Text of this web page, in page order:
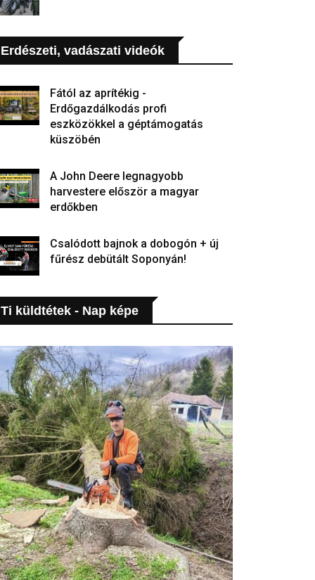
Erdészeti, vadászati videók
Fától az aprítékig -
Erdőgazdálkodás profi
eszközökkel a géptámogatás
küszöbén
A John Deere legnagyobb
harvestere először a magyar
erdőkben
Csalódott bajnok a dobogón + új
fűrész debütált Soponyán!
Ti küldtétek - Nap képe